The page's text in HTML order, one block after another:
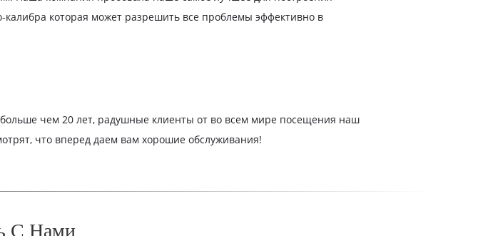
которая может разрешить все проблемы эффективно в
чем 20 лет, радушные клиенты от во всем мире посещения наш
что вперед даем вам хорошие обслуживания!
С Нами